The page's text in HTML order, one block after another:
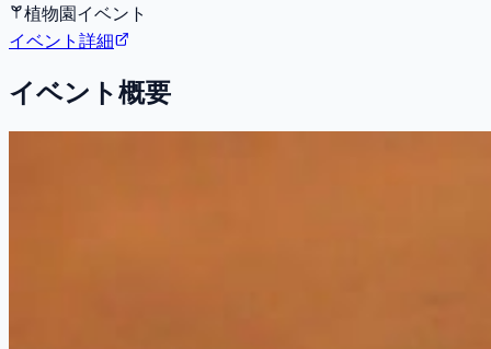
植物園イベント
イベント詳細
イベント概要